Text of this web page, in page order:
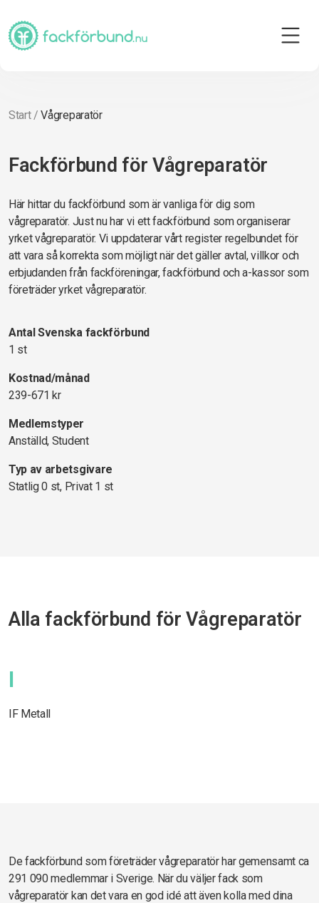
Start/Vågreparatör
Fackförbund för Vågreparatör
Här hittar du fackförbund som är vanliga för dig som
vågreparatör. Just nu har vi ett fackförbund som organiserar
yrket vågreparatör. Vi uppdaterar vårt register regelbundet för
att vara så korrekta som möjligt när det gäller avtal, villkor och
erbjudanden från fackföreningar, fackförbund och a-kassor som
företräder yrket vågreparatör.
Antal Svenska fackförbund
1 st
Kostnad/månad
239-671 kr
Medlemstyper
Anställd, Student
Typ av arbetsgivare
Statlig 0 st, Privat 1 st
Alla fackförbund för Vågreparatör
I
IF Metall
De fackförbund som företräder vågreparatör har gemensamt ca
291 090 medlemmar i Sverige. När du väljer fack som
vågreparatör kan det vara en god idé att även kolla med dina